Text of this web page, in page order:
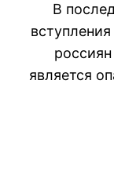
В
является